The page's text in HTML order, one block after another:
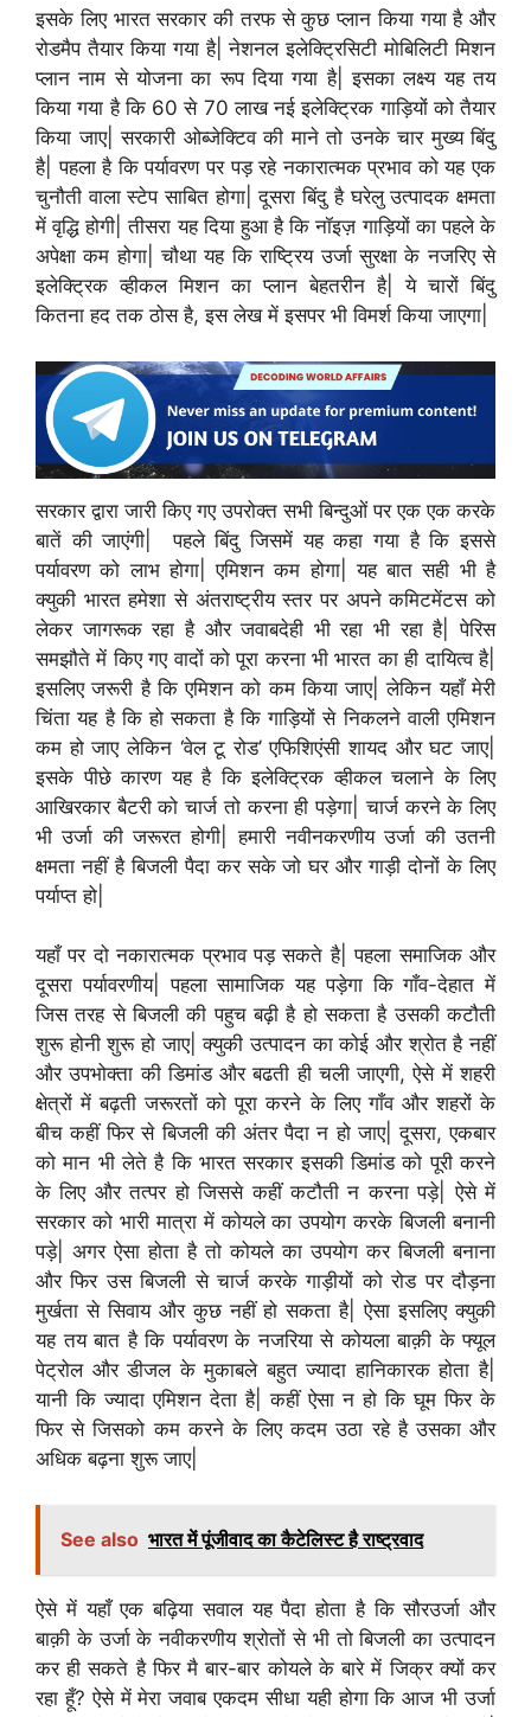
इसके लिए भारत सरकार की तरफ से कुछ प्लान किया गया है और
रोडमैप तैयार किया गया है| नेशनल इलेक्ट्रिसिटी मोबिलिटी मिशन
प्लान नाम से योजना का रूप दिया गया है| इसका लक्ष्य यह तय
किया गया है कि 60 से 70 लाख नई इलेक्ट्रिक गाड़ियों को तैयार
किया जाए| सरकारी ओब्जेक्टिव की माने तो उनके चार मुख्य बिंदु
है| पहला है कि पर्यावरण पर पड़ रहे नकारात्मक प्रभाव को यह एक
चुनौती वाला स्टेप साबित होगा| दूसरा बिंदु है घरेलु उत्पादक क्षमता
में वृद्धि होगी| तीसरा यह दिया हुआ है कि नॉइज़ गाड़ियों का पहले के
अपेक्षा कम होगा| चौथा यह कि राष्ट्रिय उर्जा सुरक्षा के नजरिए से
इलेक्ट्रिक व्हीकल मिशन का प्लान बेहतरीन है| ये चारों बिंदु
कितना हद तक ठोस है, इस लेख में इसपर भी विमर्श किया जाएगा|
सरकार द्वारा जारी किए गए उपरोक्त सभी बिन्दुओं पर एक एक करके
बातें की जाएंगी| पहले बिंदु जिसमें यह कहा गया है कि इससे
पर्यावरण को लाभ होगा| एमिशन कम होगा| यह बात सही भी है
क्युकी भारत हमेशा से अंतराष्ट्रीय स्तर पर अपने कमिटमेंटस को
लेकर जागरूक रहा है और जवाबदेही भी रहा भी रहा है| पेरिस
समझौते में किए गए वादों को पूरा करना भी भारत का ही दायित्व है|
इसलिए जरूरी है कि एमिशन को कम किया जाए| लेकिन यहाँ मेरी
चिंता यह है कि हो सकता है कि गाड़ियों से निकलने वाली एमिशन
कम हो जाए लेकिन ‘वेल टू रोड’ एफिशिएंसी शायद और घट जाए|
इसके पीछे कारण यह है कि इलेक्ट्रिक व्हीकल चलाने के लिए
आखिरकार बैटरी को चार्ज तो करना ही पड़ेगा| चार्ज करने के लिए
भी उर्जा की जरूरत होगी| हमारी नवीनकरणीय उर्जा की उतनी
क्षमता नहीं है बिजली पैदा कर सके जो घर और गाड़ी दोनों के लिए
पर्याप्त हो|
यहाँ पर दो नकारात्मक प्रभाव पड़ सकते है| पहला समाजिक और
दूसरा पर्यावरणीय| पहला सामाजिक यह पड़ेगा कि गाँव-देहात में
जिस तरह से बिजली की पहुच बढ़ी है हो सकता है उसकी कटौती
शुरू होनी शुरू हो जाए| क्युकी उत्पादन का कोई और श्रोत है नहीं
और उपभोक्ता की डिमांड और बढती ही चली जाएगी, ऐसे में शहरी
क्षेत्रों में बढ़ती जरूरतों को पूरा करने के लिए गाँव और शहरों के
बीच कहीं फिर से बिजली की अंतर पैदा न हो जाए| दूसरा, एकबार
को मान भी लेते है कि भारत सरकार इसकी डिमांड को पूरी करने
के लिए और तत्पर हो जिससे कहीं कटौती न करना पड़े| ऐसे में
सरकार को भारी मात्रा में कोयले का उपयोग करके बिजली बनानी
पड़े| अगर ऐसा होता है तो कोयले का उपयोग कर बिजली बनाना
और फिर उस बिजली से चार्ज करके गाड़ीयों को रोड पर दौड़ना
मुर्खता से सिवाय और कुछ नहीं हो सकता है| ऐसा इसलिए क्युकी
यह तय बात है कि पर्यावरण के नजरिया से कोयला बाक़ी के फ्यूल
पेट्रोल और डीजल के मुकाबले बहुत ज्यादा हानिकारक होता है|
यानी कि ज्यादा एमिशन देता है| कहीं ऐसा न हो कि घूम फिर के
फिर से जिसको कम करने के लिए कदम उठा रहे है उसका और
अधिक बढ़ना शुरू जाए|
See also भारत में पूंजीवाद का कैटेलिस्ट है राष्ट्रवाद
ऐसे में यहाँ एक बढ़िया सवाल यह पैदा होता है कि सौरउर्जा और
बाक़ी के उर्जा के नवीकरणीय श्रोतों से भी तो बिजली का उत्पादन
कर ही सकते है फिर मै बार-बार कोयले के बारे में जिक्र क्यों कर
रहा हूँ? ऐसे में मेरा जवाब एकदम सीधा यही होगा कि आज भी उर्जा